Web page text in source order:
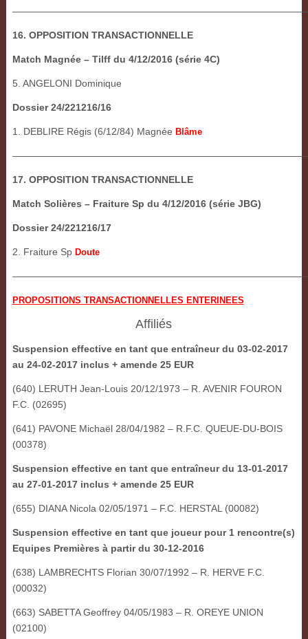
16. OPPOSITION TRANSACTIONNELLE
Match Magnée – Tilff du 4/12/2016 (série 4C)
5. ANGELONI Dominique
Dossier 24/221216/16
1. DEBLIRE Régis (6/12/84) Magnée Blâme
17. OPPOSITION TRANSACTIONNELLE
Match Solières – Fraiture Sp du 4/12/2016 (série JBG)
Dossier 24/221216/17
2. Fraiture Sp Doute
PROPOSITIONS TRANSACTIONNELLES ENTERINEES
Affiliés
Suspension effective en tant que entraîneur du 03-02-2017
au 24-02-2017 inclus + amende 25 EUR
(640) LERUTH Jean-Louis 20/12/1973 – R. AVENIR FOURON
F.C. (02695)
(641) PAVONE Michaël 28/04/1982 – R.F.C. QUEUE-DU-BOIS
(00378)
Suspension effective en tant que entraîneur du 13-01-2017
au 27-01-2017 inclus + amende 25 EUR
(655) DIANA Nicola 02/05/1971 – F.C. HERSTAL (00082)
Suspension effective en tant que joueur pour 1 rencontre(s)
Equipes Premières à partir du 30-12-2016
(638) LAMBRECHTS Florian 30/07/1992 – R. HERVE F.C.
(00032)
(663) SABETTA Geoffrey 04/05/1983 – R. OREYE UNION
(02100)